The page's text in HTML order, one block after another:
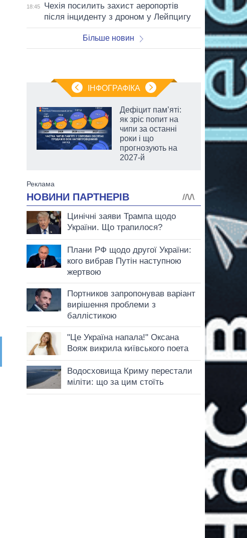
18:45
Чехія посилить захист аеропортів
після інциденту з дроном у Лейпцигу
Більше новин
ІНФОГРАФІКА
Дефіцит пам’яті:
як зріс попит на
чипи за останні
роки і що
прогнозують на
2027-й